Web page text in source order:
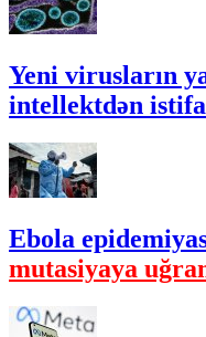
Yeni virusların
intellektdən
Ebola
mutasiyaya